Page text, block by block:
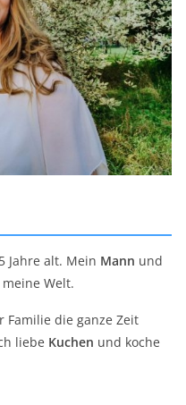
Jahre alt. Mein Mann und
Welt.
die ganze Zeit
liebe Kuchen und koche